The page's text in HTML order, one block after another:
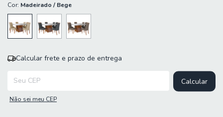
Cor: Madeirado / Bege
Calcular frete e prazo de entrega
Calcular
Não sei meu CEP